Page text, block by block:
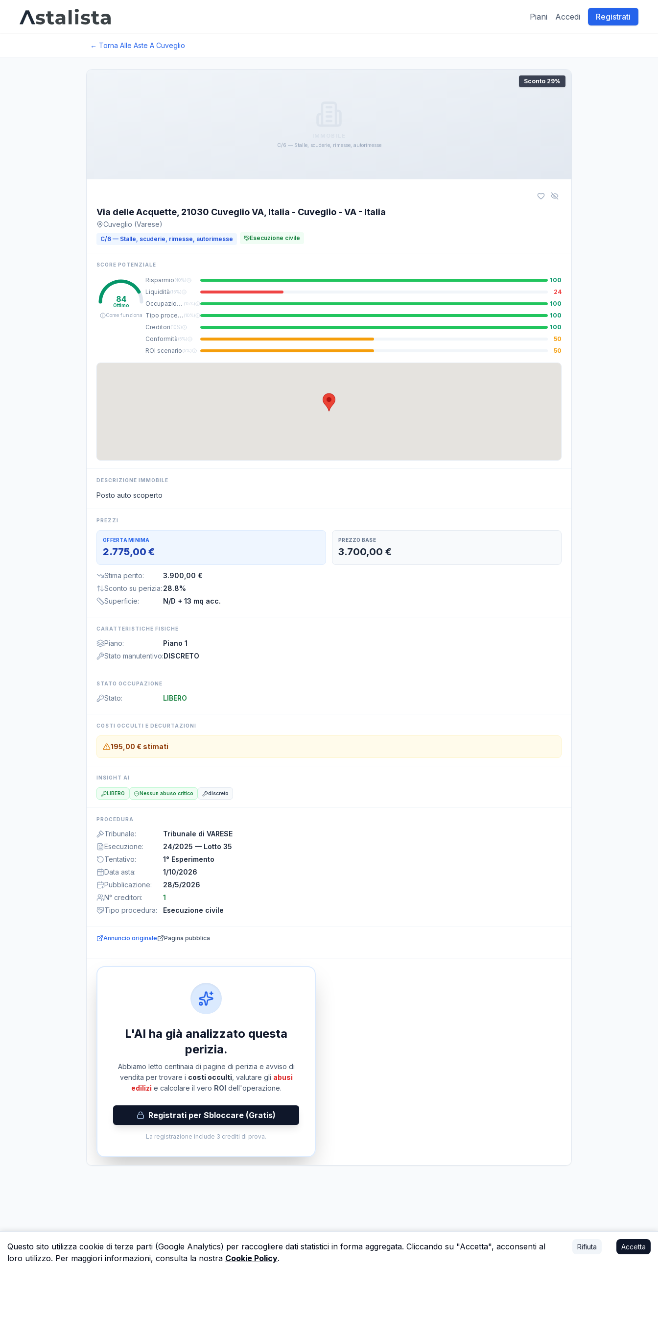
Piani Accedi Registrati
← Torna Alle Aste A Cuveglio
C/6 — Stalle, scuderie, rimesse, autorimesse
Sconto 29%
Via delle Acquette, 21030 Cuveglio VA, Italia - Cuveglio - VA - Italia
Cuveglio (Varese)
C/6 — Stalle, scuderie, rimesse, autorimesse Esecuzione civile
SCORE POTENZIALE
84
Ottimo
Come funziona
Risparmio(40%)
100
Liquidità(15%)
24
Occupazione (15%)
100
Tipo procedura (10%)
100
Creditori(10%)
100
Conformità(5%)
50
ROI scenario(5%) 50
DESCRIZIONE IMMOBILE
Posto auto scoperto
PREZZI
OFFERTA MINIMA
2.775,00 €
PREZZO BASE
3.700,00 €
Stima perito:
3.900,00 €
Sconto su perizia: 28.8%
Superficie: N/D + 13 mq acc.
CARATTERISTICHE FISICHE
Piano:
Piano 1
Stato manutentivo:DISCRETO
STATO OCCUPAZIONE
Stato: LIBERO
COSTI OCCULTI E DECURTAZIONI
195,00 € stimati
INSIGHT AI
LIBERO Nessun abuso critico discreto
PROCEDURA
Tribunale:
Tribunale di VARESE
Esecuzione:
24/2025 — Lotto 35
Tentativo:
1° Esperimento
Data asta:
1/10/2026
Pubblicazione:
28/5/2026
N° creditori:
1
Tipo procedura: Esecuzione civile
Annuncio originale Pagina pubblica
L'AI ha già analizzato questa
perizia.
Abbiamo letto centinaia di pagine di perizia e avviso di
vendita per trovare i costi occulti , valutare gli abusi
edilizi e calcolare il vero ROI dell'operazione.
Registrati per Sbloccare (Gratis)
La registrazione include 3 crediti di prova.
Questo sito utilizza cookie di terze parti (Google Analytics) per raccogliere dati statistici in forma aggregata. Cliccando su "Accetta", acconsenti al
loro utilizzo. Per maggiori informazioni, consulta la nostra Cookie Policy.
Rifiuta Accetta